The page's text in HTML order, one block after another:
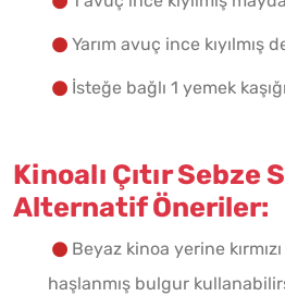
Yarım avuç ince kıyılmış
İsteğe bağlı 1 yemek
Kinoalı Çıtır Sebze
Alternatif Öneriler:
Beyaz kinoa yerine
haşlanmış bulgur